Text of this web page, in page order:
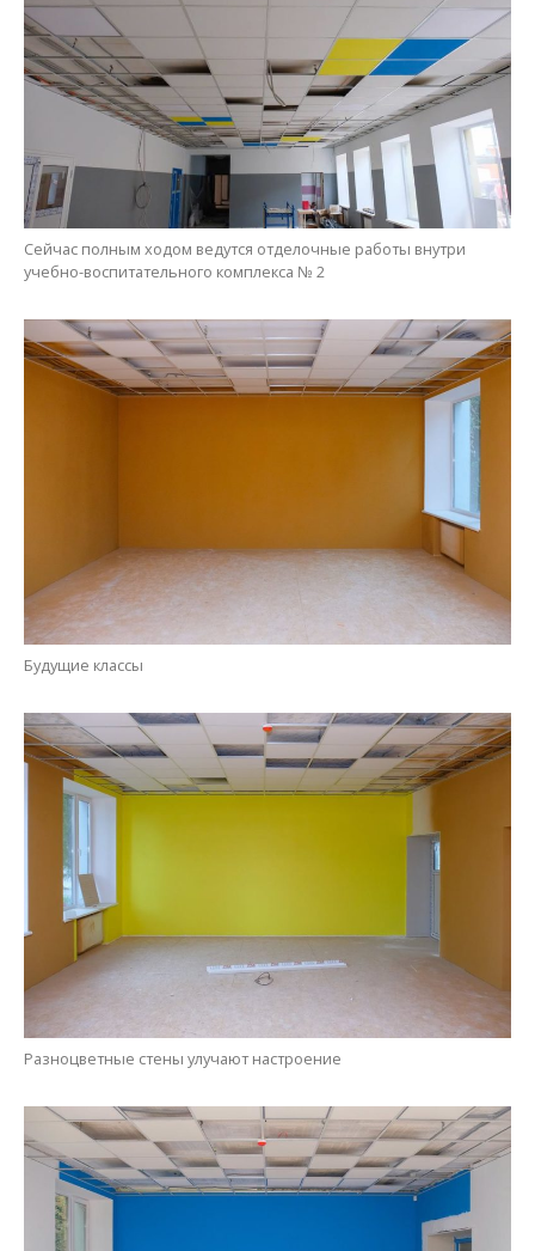
Будущие классы
Разноцветные стены улучают настроение
“Приятно смотреть, как задуманный проект воплощается в
реальность. Еще приятнее понимать, что все это для детей”